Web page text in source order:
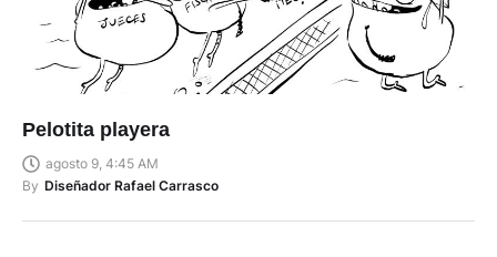
Pelotita playera
agosto 9, 4:45 AM
By Diseñador Rafael Carrasco